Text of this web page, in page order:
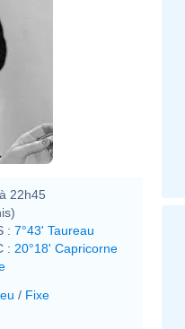
22h45
: 7°43' Taureau
: 20°18' Capricorne
/ Fixe